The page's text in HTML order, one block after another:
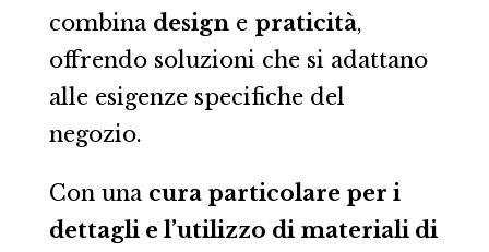
combina designe praticità,
offrendo soluzioni che si adattano
alle esigenze specifiche del
negozio.
Con una cura particolare per i
dettagli e l’utilizzo di materiali di